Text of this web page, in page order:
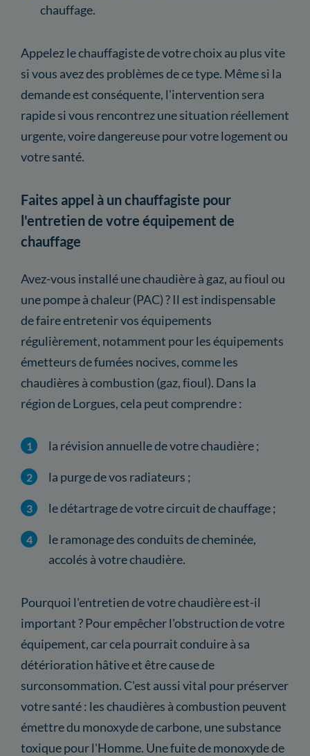
chauffage.
Appelez le chauffagiste de votre choix au plus vite
si vous avez des problèmes de ce type. Même si la
demande est conséquente, l'intervention sera
rapide si vous rencontrez une situation réellement
urgente, voire dangereuse pour votre logement ou
votre santé.
Faites appel à un chauffagiste pour
l'entretien de votre équipement de
chauffage
Avez-vous installé une chaudière à gaz, au fioul ou
une pompe à chaleur (PAC) ? Il est indispensable
de faire entretenir vos équipements
régulièrement, notamment pour les équipements
émetteurs de fumées nocives, comme les
chaudières à combustion (gaz, fioul). Dans la
région de Lorgues, cela peut comprendre :
la révision annuelle de votre chaudière ;
la purge de vos radiateurs ;
le détartrage de votre circuit de chauffage ;
le ramonage des conduits de cheminée,
accolés à votre chaudière.
Pourquoi l'entretien de votre chaudière est-il
important ? Pour empêcher l'obstruction de votre
équipement, car cela pourrait conduire à sa
détérioration hâtive et être cause de
surconsommation. C'est aussi vital pour préserver
votre santé : les chaudières à combustion peuvent
émettre du monoxyde de carbone, une substance
toxique pour l'Homme. Une fuite de monoxyde de